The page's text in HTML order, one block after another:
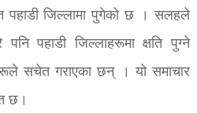
पहाडी जिल्लामा पुगेको छ । सलहले
पनि पहाडी जिल्लाहरूमा क्षति पुग्ने
सचेत गराएका छन् । यो समाचार
छ।